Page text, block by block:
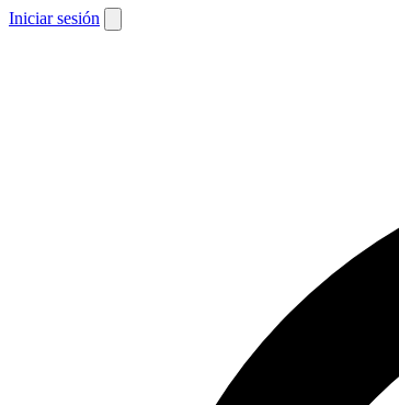
Iniciar sesión